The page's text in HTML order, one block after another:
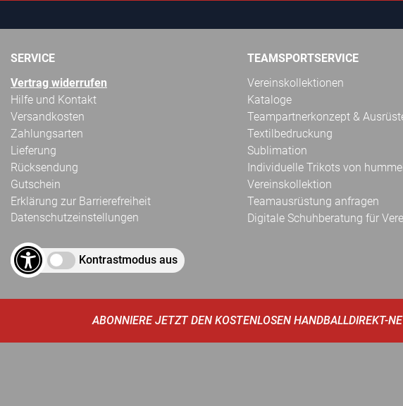
SERVICE
Vertrag widerrufen
Hilfe und Kontakt
Versandkosten
Zahlungsarten
Lieferung
Rücksendung
Gutschein
Erklärung zur Barrierefreiheit
Datenschutzeinstellungen
Kontrastmodus aus
TEAMSPORTSERVICE
Vereinskollektionen
Kataloge
Teampartnerkonzept &
Textilbedruckung
Sublimation
Individuelle Trikots von
Vereinskollektion
Teamausrüstung anfragen
Digitale Schuhberatung für
ABONNIERE JETZT DEN KOSTENLOSEN HANDBALLDIREKT-